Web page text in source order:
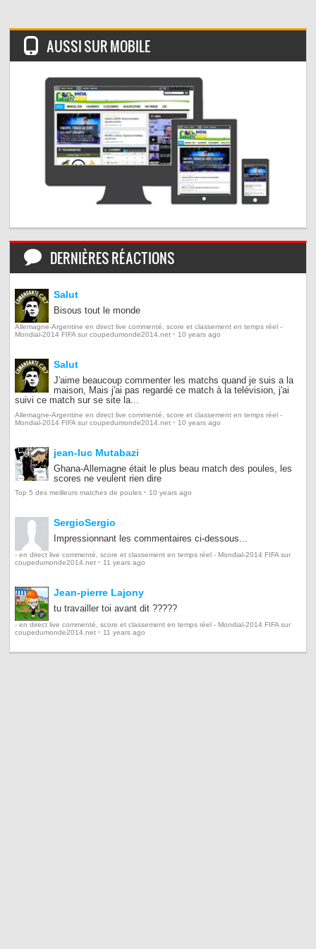
AUSSI SUR MOBILE
DERNIÈRES RÉACTIONS
Salut
Bisous tout le monde
Allemagne-Argentine en direct live commenté, score et classement en temps réel -
Mondial-2014 FIFA sur coupedumonde2014.net · 10 years ago
Salut
J'aime beaucoup commenter les matchs quand je suis a la
maison, Mais j'ai pas regardé ce match à la telévision, j'ai
suivi ce match sur se site la...
Allemagne-Argentine en direct live commenté, score et classement en temps réel -
Mondial-2014 FIFA sur coupedumonde2014.net · 10 years ago
jean-luc Mutabazi
Ghana-Allemagne était le plus beau match des poules, les
scores ne veulent rien dire
Top 5 des meilleurs matches de poules · 10 years ago
SergioSergio
Impressionnant les commentaires ci-dessous...
- en direct live commenté, score et classement en temps réel - Mondial-2014 FIFA sur
coupedumonde2014.net · 11 years ago
Jean-pierre Lajony
tu travailler toi avant dit ?????
- en direct live commenté, score et classement en temps réel - Mondial-2014 FIFA sur
coupedumonde2014.net · 11 years ago